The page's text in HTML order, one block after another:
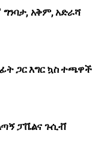
ግንባታ, አቅም, አድራሻ
ጋር እግር ኳስ ተጫዋች
ፓቬልና ጉሲቭ